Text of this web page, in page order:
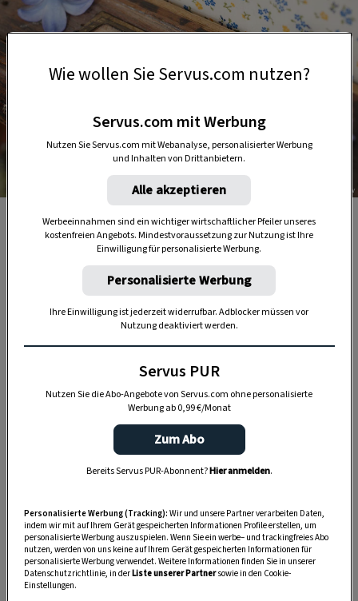
Foto: Katharina Gossow
Ein Detail am Setzkasten.
Anzeige
Wir befreiten die vielen Kästchen bis in den
letzten Winkel mit einem Pinsel vom Staub
Wie wollen Sie Servus.com nutzen?
Servus.com mit Werbung
Nutzen Sie Servus.com mit Webanalyse, personalisierter Werbung
und Inhalten von Drittanbietern.
Alle akzeptieren
Werbeeinnahmen sind ein wichtiger wirtschaftlicher Pfeiler unseres
kostenfreien Angebots. Mindestvoraussetzung zur Nutzung ist Ihre
Einwilligung für personalisierte Werbung.
Personalisierte Werbung
Ihre Einwilligung ist jederzeit widerrufbar. Adblocker müssen vor
Nutzung deaktiviert werden.
Servus PUR
Nutzen Sie die Abo-Angebote von Servus.com ohne personalisierte
Werbung ab 0,99 €/Monat
Zum Abo
Bereits Servus PUR-Abonnent?Hier anmelden.
Personalisierte Werbung (Tracking): Wir und unsere Partner verarbeiten Daten,
indem wir mit auf Ihrem Gerät gespeicherten Informationen Profile erstellen, um
personalisierte Werbung auszuspielen. Wenn Sie ein werbe– und trackingfreies Abo
nutzen, werden von uns keine auf Ihrem Gerät gespeicherten Informationen für
personalisierte Werbung verwendet. Weitere Informationen finden Sie in unserer
Datenschutzrichtlinie, in derListe unserer Partnersowie in den Cookie-
Einstellungen.